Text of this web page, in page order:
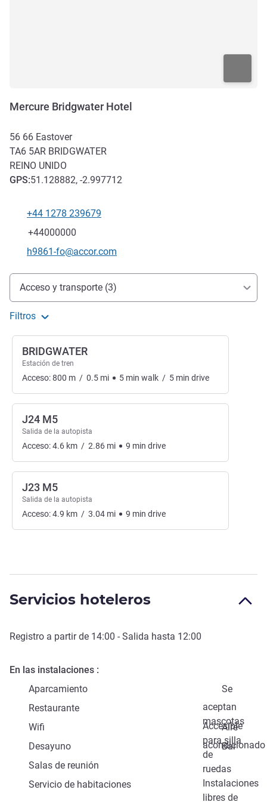
Mercure Bridgwater Hotel
56 66 Eastover
TA6 5AR BRIDGWATER
REINO UNIDO
GPS:51.128882, -2.997712
Teléfono
+44 1278 239679
Fax
+44000000
Correo electrónico de contacto
h9861-fo@accor.com
Acceso y transporte
Acceso y transporte (3)
Filtros
BRIDGWATER
Estación de tren
Acceso:800 m / 0.5 mi 5 min walk / 5 min drive
J24 M5
Salida de la autopista
Acceso:4.6 km / 2.86 mi 9 min drive
J23 M5
Salida de la autopista
Acceso:4.9 km / 3.04 mi 9 min drive
Servicios hoteleros
Registro a partir de 14:00 - Salida hasta 12:00
En las instalaciones
Aparcamiento
Se
aceptan
mascotas
Restaurante
Accesible
para silla
de
ruedas
Wifi
Aire
acondicionado
Desayuno
Bar
Salas de reunión
Instalaciones
libres de
Servicio de habitaciones